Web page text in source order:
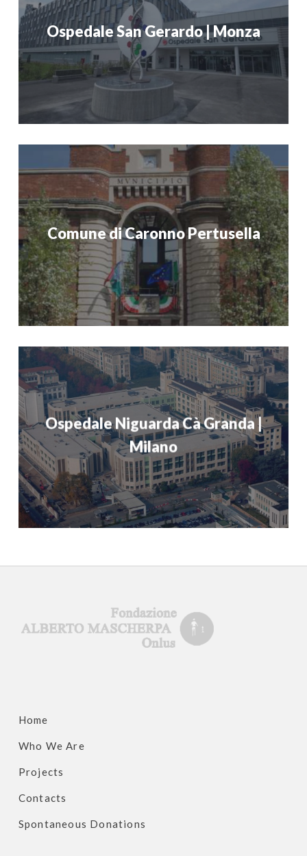
Ospedale San Gerardo | Monza
Comune di Caronno Pertusella
Ospedale Niguarda Cà Granda |
Milano
Home
Who We Are
Projects
Contacts
Spontaneous Donations